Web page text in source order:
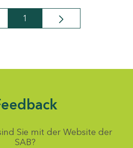
Seite
1
Sie mit der Website der
SAB?